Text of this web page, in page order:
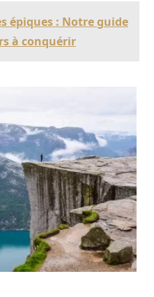
épiques : Notre guide
à conquérir